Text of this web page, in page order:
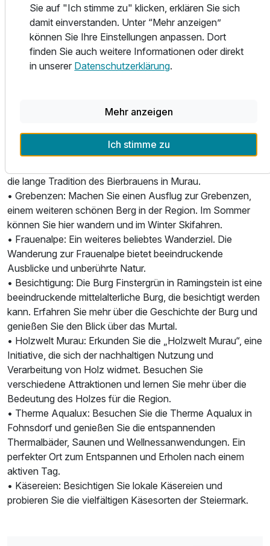
Familienzimmer Premium
Ausstattung
Maisonette-Suite
2 Erwachsene und 2 Kinder
Ausstattung
Für 8 Tage
eine Vielzahl von Ausflugsmöglichkeiten, die sowohl
Naturliebhaber als auch Kulturinteressierte begeistern. Hier
sind einige der besten Ausflugstipps für Ihren Aufenthalt:
• Gondelfahrt: Nehmen Sie die Gondelbahn auf den
Kreischberg und genießen Sie den atemberaubenden
unternehmen und im Winter die Pisten genießen.
Murau mit ihren mittelalterlichen Gebäuden, der
charmanten Altstadt und dem Schloss Murau. Besuchen
die lange Tradition des Bierbrauens in Murau.
• Grebenzen: Machen Sie einen Ausflug zur Grebenzen,
einem weiteren schönen Berg in der Region. Im Sommer
können Sie hier wandern und im Winter Skifahren.
• Frauenalpe: Ein weiteres beliebtes Wanderziel. Die
Wanderung zur Frauenalpe bietet beeindruckende
Ausblicke und unberührte Natur.
• Besichtigung: Die Burg Finstergrün in Ramingstein ist eine
beeindruckende mittelalterliche Burg, die besichtigt werden
kann. Erfahren Sie mehr über die Geschichte der Burg und
genießen Sie den Blick über das Murtal.
• Holzwelt Murau: Erkunden Sie die „Holzwelt Murau“, eine
Initiative, die sich der nachhaltigen Nutzung und
Verarbeitung von Holz widmet. Besuchen Sie
verschiedene Attraktionen und lernen Sie mehr über die
Bedeutung des Holzes für die Region.
• Therme Aqualux: Besuchen Sie die Therme Aqualux in
Fohnsdorf und genießen Sie die entspannenden
Thermalbäder, Saunen und Wellnessanwendungen. Ein
perfekter Ort zum Entspannen und Erholen nach einem
aktiven Tag.
• Käsereien: Besichtigen Sie lokale Käsereien und
probieren Sie die vielfältigen Käsesorten der Steiermark.
Sie auf "Ich stimme zu" klicken, erklären Sie sich
damit einverstanden. Unter “Mehr anzeigen”
können Sie Ihre Einstellungen anpassen. Dort
finden Sie auch weitere Informationen oder direkt
in unserer Datenschutzerklärung.
Mehr anzeigen
Ich stimme zu